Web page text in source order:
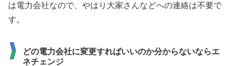
は電力会社なので、やはり大家さんなどへの連絡は不要で
す。
どの電力会社に変更すればいいのか分からないならエ
ネチェンジ